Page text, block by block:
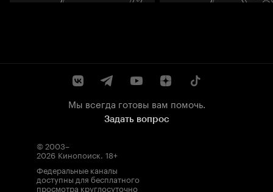
Мы всегда готовы вам помочь.
Задать вопрос
© 2003–
2026 Кинопоиск. 18+
Федеральные каналы
доступны для бесплатного
просмотра круглосуточно